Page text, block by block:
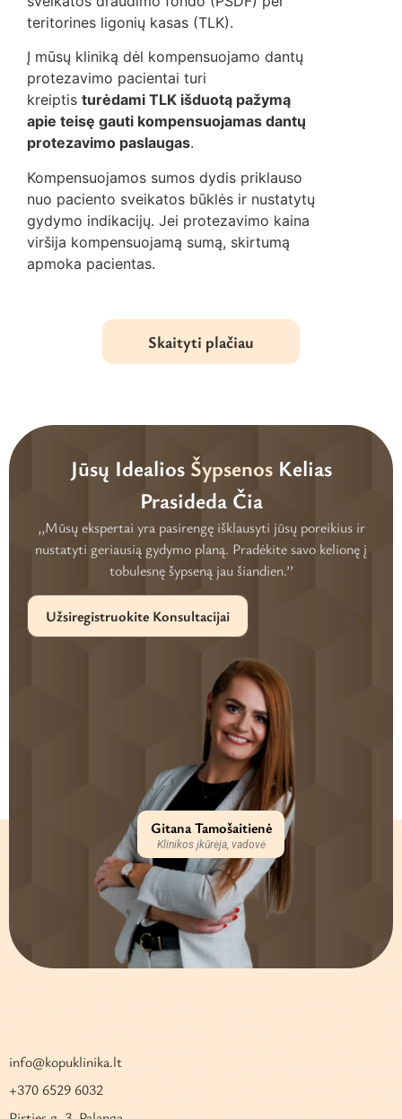
teritorines ligonių kasas (TLK).
Į mūsų kliniką dėl kompensuojamo dantų
protezavimo pacientai turi
kreiptis turėdami TLK išduotą pažymą
apie teisę gauti kompensuojamas dantų
protezavimo paslaugas.
Kompensuojamos sumos dydis priklauso
nuo paciento sveikatos būklės ir nustatytų
gydymo indikacijų. Jei protezavimo kaina
viršija kompensuojamą sumą, skirtumą
apmoka pacientas.
Skaityti plačiau
Jūsų Idealios ŠypsenosKelias
Prasideda Čia
,,Mūsų ekspertai yra pasirengę išklausyti jūsų poreikius ir
nustatyti geriausią gydymo planą. Pradėkite savo kelionę į
tobulesnę šypseną jau šiandien.’’
Užsiregistruokite Konsultacijai
Gitana Tamošaitienė
Klinikos įkūrėja, vadovė
info@kopuklinika.lt
+370 6529 6032